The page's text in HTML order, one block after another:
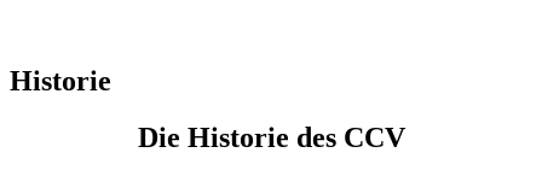
Historie
Die Historie des CCV